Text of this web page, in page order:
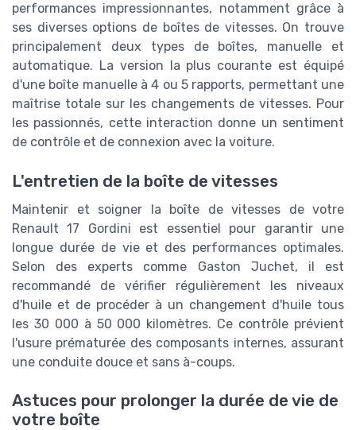
performances impressionnantes, notamment grâce à
ses diverses options de boîtes de vitesses. On trouve
principalement deux types de boîtes, manuelle et
automatique. La version la plus courante est équipé
d'une boîte manuelle à 4 ou 5 rapports, permettant une
maîtrise totale sur les changements de vitesses. Pour
les passionnés, cette interaction donne un sentiment
de contrôle et de connexion avec la voiture.
L'entretien de la boîte de vitesses
Maintenir et soigner la boîte de vitesses de votre
Renault 17 Gordini est essentiel pour garantir une
longue durée de vie et des performances optimales.
Selon des experts comme Gaston Juchet, il est
recommandé de vérifier régulièrement les niveaux
d'huile et de procéder à un changement d'huile tous
les 30 000 à 50 000 kilomètres. Ce contrôle prévient
l'usure prématurée des composants internes, assurant
une conduite douce et sans à-coups.
Astuces pour prolonger la durée de vie de
votre boîte